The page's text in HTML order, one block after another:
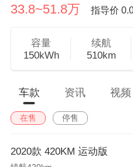
33.8~51.8万 指导价
容量
150kWh
续航
510km
车款 资讯 视频
在售 停售
2020款 420KM 运动版